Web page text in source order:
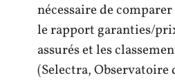
nécessaire de
le rapport garanties/
assurés et les
(Selectra,